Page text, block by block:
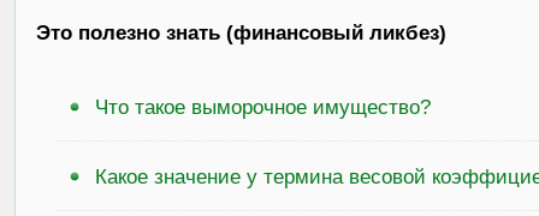
Это полезно знать (финансовый ликбез)
Что такое выморочное имущество?
Какое значение у термина весовой